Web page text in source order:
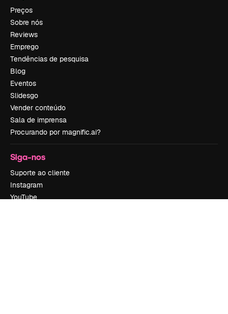
Preços
Sobre nós
Reviews
Emprego
Tendências de pesquisa
Blog
Eventos
Slidesgo
Vender conteúdo
Sala de imprensa
Procurando por magnific.ai?
Siga-nos
Suporte ao cliente
Instagram
YouTube